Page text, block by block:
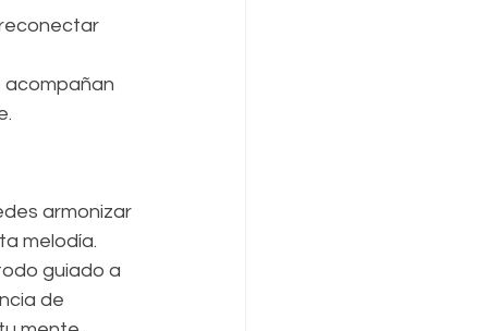
acompañan
armonizar
melodía.
guiado a
de